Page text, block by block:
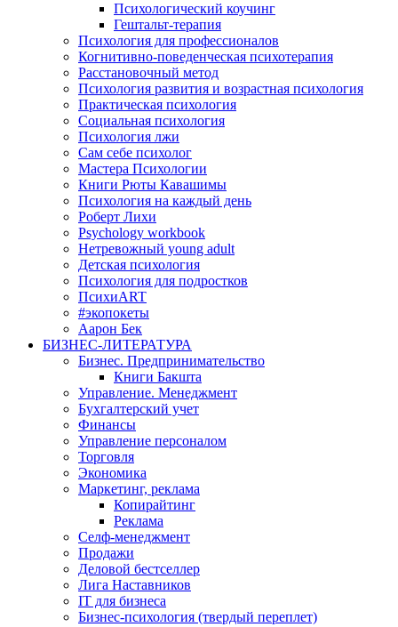
Психологический коучинг
Гештальт-терапия
Психология для профессионалов
Когнитивно-поведенческая психотерапия
Расстановочный метод
Психология развития и возрастная психология
Практическая психология
Социальная психология
Психология лжи
Сам себе психолог
Мастера Психологии
Книги Рюты Кавашимы
Психология на каждый день
Роберт Лихи
Psychology workbook
Нетревожный young adult
Детская психология
Психология для подростков
ПсихиART
#экопокеты
Аарон Бек
БИЗНЕС-ЛИТЕРАТУРА
Бизнес. Предпринимательство
Книги Бакшта
Управление. Менеджмент
Бухгалтерский учет
Финансы
Управление персоналом
Торговля
Экономика
Маркетинг, реклама
Копирайтинг
Реклама
Селф-менеджмент
Продажи
Деловой бестселлер
Лига Наставников
IT для бизнеса
Бизнес-психология (твердый переплет)